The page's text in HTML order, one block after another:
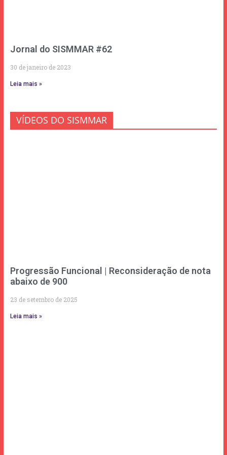
Jornal do SISMMAR #62
30 de janeiro de 2023
Leia mais »
VÍDEOS DO SISMMAR
Progressão Funcional | Reconsideração de nota
abaixo de 900
23 de setembro de 2025
Leia mais »